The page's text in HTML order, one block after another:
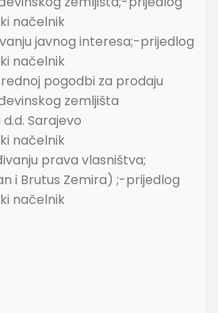
načelnik
javnog interesa;-prijedlog
načelnik
pogodbi za prodaju
zemljišta
Sarajevo
načelnik
prava vlasništva;
i Brutus Zemira) ;-prijedlog
načelnik